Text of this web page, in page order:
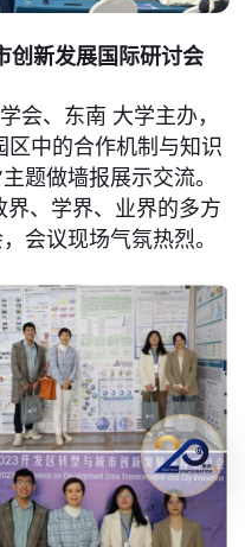
创新发展国际研讨会
会、东南 大学主办，
区中的合作机制与知识
题做墙报展示交流。
界、学界、业界的多方
会议现场气氛热烈。